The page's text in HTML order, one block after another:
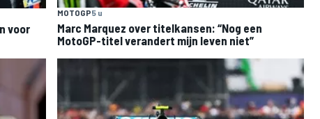
voor
MOTOGP5 u
Marc Marquez over titelkansen: “Nog een
MotoGP-titel verandert mijn leven niet”